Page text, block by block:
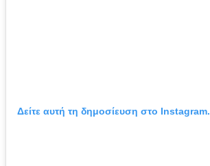
Δείτε αυτή τη δημοσίευση στο Instagram.